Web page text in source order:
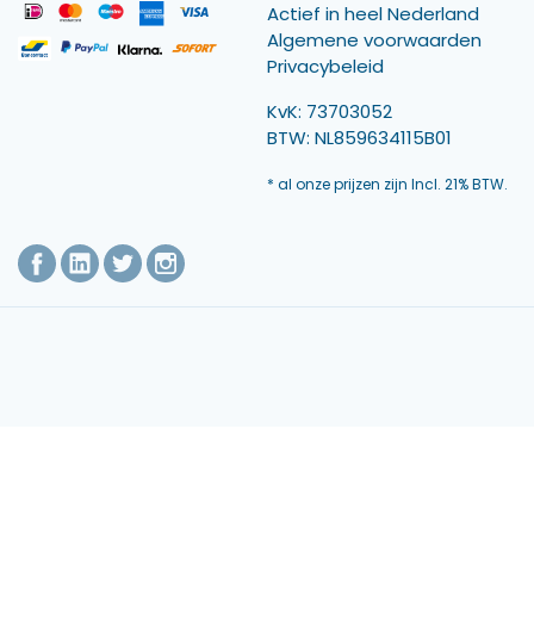
Actief in heel Nederland
Algemene voorwaarden
Privacybeleid
KvK: 73703052
BTW: NL859634115B01
* al onze prijzen zijn Incl. 21% BTW.